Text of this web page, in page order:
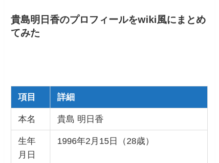
貴島明日香のプロフィールをwiki風にまとめ
てみた
項目 詳細
本名 貴島 明日香
生年
月日
1996年2月15日（28歳）